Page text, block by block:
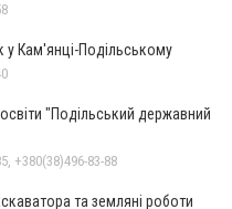
у Кам'янці-Подільському
"Подільський державний
+380(38)496-83-88
та земляні роботи